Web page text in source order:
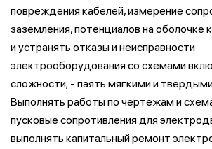
повреждения кабелей, измерение
заземления, потенциалов на оболочке
и устранять отказы и неисправности
электрооборудования со схемами
сложности; - паять мягкими и
Выполнять работы по чертежам и
пусковые сопротивления для
выполнять капитальный ремонт